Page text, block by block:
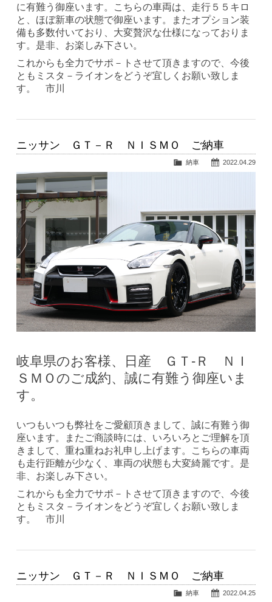
に有難う御座います。こちらの車両は、走行５５キロ
と、ほぼ新車の状態で御座います。またオプション装
備も多数付いており、大変贅沢な仕様になっておりま
す。是非、お楽しみ下さい。
これからも全力でサポ－トさせて頂きますので、今後
ともミスタ－ライオンをどうぞ宜しくお願い致しま
す。 市川
ニッサン ＧＴ－Ｒ ＮＩＳＭＯ ご納車
2022.04.29
納車
岐阜県のお客様、日産 ＧＴ-Ｒ ＮＩ
ＳＭＯのご成約、誠に有難う御座いま
す。
いつもいつも弊社をご愛顧頂きまして、誠に有難う御
座います。またご商談時には、いろいろとご理解を頂
きまして、重ね重ねお礼申し上げます。こちらの車両
も走行距離が少なく、車両の状態も大変綺麗です。是
非、お楽しみ下さい。
これからも全力でサポ－トさせて頂きますので、今後
ともミスタ－ライオンをどうぞ宜しくお願い致しま
す。 市川
ニッサン ＧＴ－Ｒ ＮＩＳＭＯ ご納車
2022.04.25
納車